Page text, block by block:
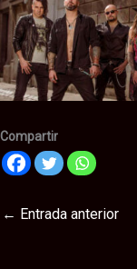
Cleaver
Compartir
← Entrada anterior